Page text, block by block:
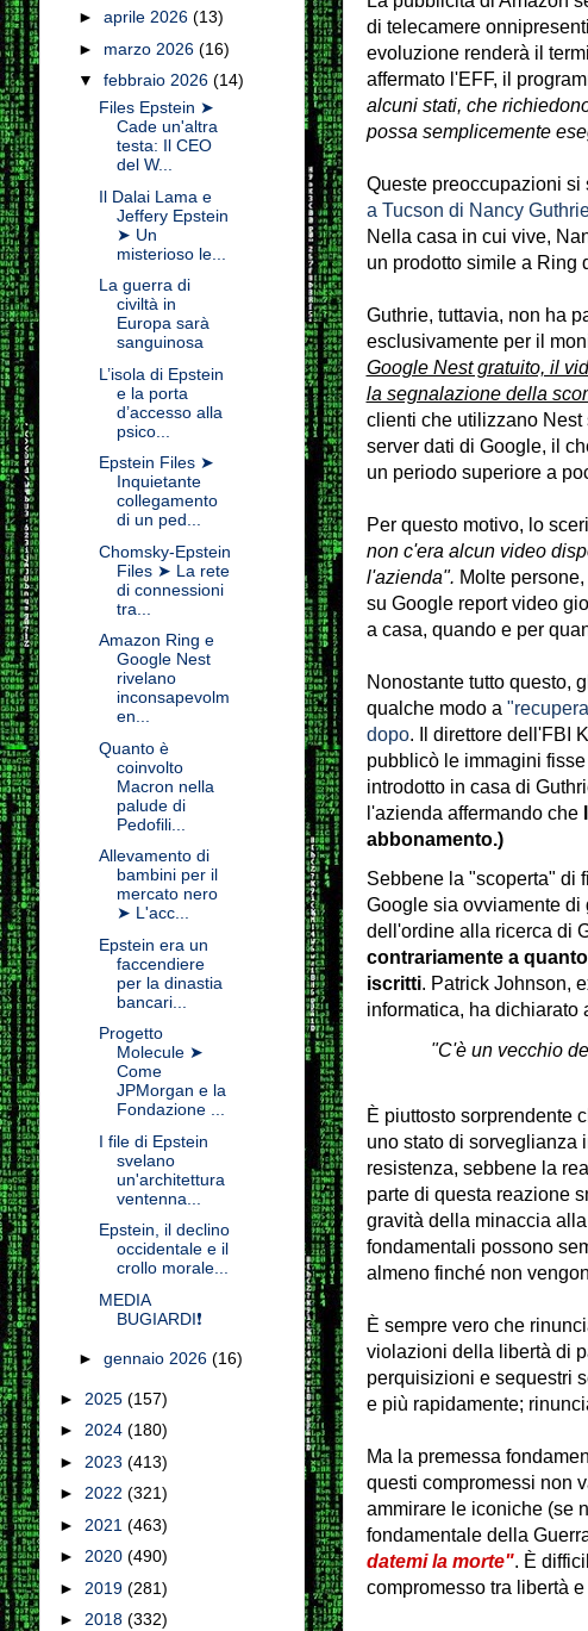
di telecamere
evoluzione renderà il
affermato l'EFF, il
alcuni stati, che
possa semplicemente
Queste preoccupazioni
a Tucson di Nancy
Nella casa in cui vive,
un prodotto simile a Ring
Guthrie, tuttavia, non ha
esclusivamente per il
Google Nest gratuito, il
la segnalazione della
clienti che utilizzano
server dati di Google, il
un periodo superiore a
Per questo motivo, lo
non c'era alcun video
l'azienda". Molte
su Google report video
a casa, quando e per
Nonostante tutto questo,
qualche modo a
dopo. Il direttore dell'FBI
pubblicò le immagini
introdotto in casa di
l'azienda affermando che
abbonamento.)
Sebbene la "scoperta" di
Google sia ovviamente di
dell'ordine alla ricerca di
contrariamente a
iscritti. Patrick Johnson,
informatica, ha dichiarato
"C'è un vecchio
È piuttosto sorprendente
uno stato di sorveglianza
resistenza, sebbene la
parte di questa reazione
gravità della minaccia
fondamentali possono
almeno finché non
È sempre vero che
violazioni della libertà di
perquisizioni e sequestri
e più rapidamente;
Ma la premessa
questi compromessi non
ammirare le iconiche (se
fondamentale della
datemi la morte". È
compromesso tra libertà
►aprile 2026(13)
► marzo 2026(16)
▼febbraio 2026(14)
Files Epstein ➤
Cade un'altra
testa: Il CEO
del W...
Il Dalai Lama e
Jeffery Epstein
➤ Un
misterioso le...
La guerra di
civiltà in
Europa sarà
sanguinosa
L’isola di Epstein
e la porta
d’accesso alla
psico...
Epstein Files ➤
Inquietante
collegamento
di un ped...
Chomsky-Epstein
Files ➤ La rete
di connessioni
tra...
Amazon Ring e
Google Nest
rivelano
inconsapevolm
en...
Quanto è
coinvolto
Macron nella
palude di
Pedofili...
Allevamento di
bambini per il
mercato nero
➤ L'acc...
Epstein era un
faccendiere
per la dinastia
bancari...
Progetto
Molecule ➤
Come
JPMorgan e la
Fondazione ...
I file di Epstein
svelano
un'architettura
ventenna...
Epstein, il declino
occidentale e il
crollo morale...
MEDIA
BUGIARDI❗️
►gennaio 2026(16)
► 2025 (157)
► 2024 (180)
► 2023 (413)
► 2022 (321)
► 2021 (463)
► 2020 (490)
► 2019 (281)
► 2018 (332)